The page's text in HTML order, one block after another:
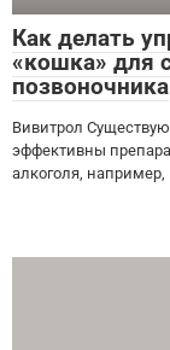
Как делать
«кошка» для
позвоночника
Вивитрол
эффективны
алкоголя, например,